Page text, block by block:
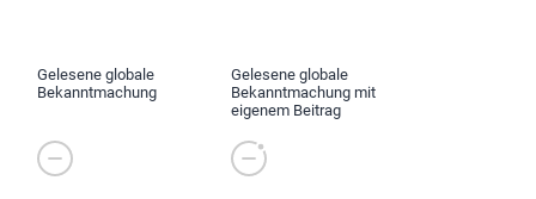
Gelesene globale
Bekanntmachung
Gelesene globale
Bekanntmachung mit
eigenem Beitrag